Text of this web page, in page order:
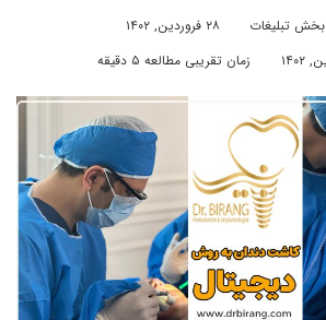
بخش تبلیغات
۲۸ فروردین, ۱۴۰۲
زمان تقریبی مطالعه ۵ دقیقه